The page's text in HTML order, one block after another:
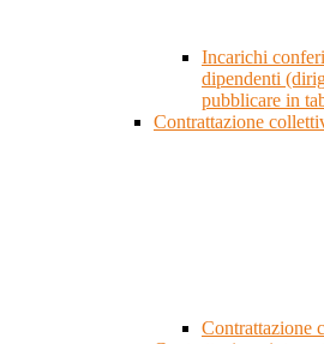
Incarichi
dipendenti
pubblicare in
Contrattazione
Contrattazione